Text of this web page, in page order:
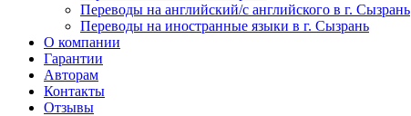
Переводы на английский/с английского в г. Сызрань
Переводы на иностранные языки в г. Сызрань
О компании
Гарантии
Авторам
Контакты
Отзывы